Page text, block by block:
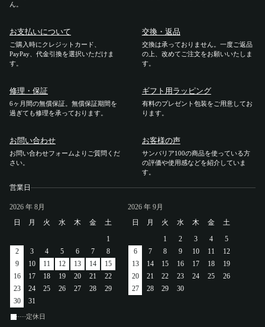
アカウント
特定商取引法に基づく表示
会社概要
プライバシーポリシー
ん。
お支払いについて
ご購入時にクレジットカード、
PayPay、代金引換を選択いただけま
す。
交換・返品
交換は承っておりません。一度ご返品
の上、改めてご注文をお願いいたしま
す。
修理・保証
6ヶ月間の無償保証。無償保証期間を
過ぎても修理を承っております。
ギフト用ラッピング
有料のプレゼント包装をご用意してお
ります。
お問い合わせ
お問い合わせフォームよりご質問くだ
さい。
お客様の声
サンバリア100の商品を使っている方
の評価や使用感などを紹介していま
す。
営業日
2026 年 8月
日
月 火 水 木 金
土
1
2
3 4 5 6 7
8
9
10 11 12 13 14
15
16
17 18 19 20 21
22
23
24 25 26 27 28
29
30
31
2026 年 9月
日
月 火 水 木 金
土
1
2 3 4
5
6
7 8 9 10 11
12
13
14 15 16 17 18
19
20
21 22 23 24 25
26
27
28 29 30
定休日